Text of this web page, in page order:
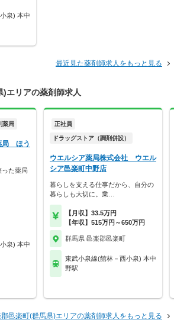
泉) 本中
最近見た薬剤師求人をもっと見る
)エリアの薬剤師求人
薬局
局 ほう
った薬局
泉) 本中
正社員
ドラッグストア（調剤併設）
ウエルシア薬局株式会社 ウエル
シア邑楽町中野店
暮らしを支える仕事だから、自分の
暮らしも大切に。業…
【月収】33.5万円
【年収】515万円～650万円
群馬県 邑楽郡邑楽町
東武小泉線(館林－西小泉) 本中
野駅
邑楽町(群馬県)エリアの薬剤師求人をもっと見る